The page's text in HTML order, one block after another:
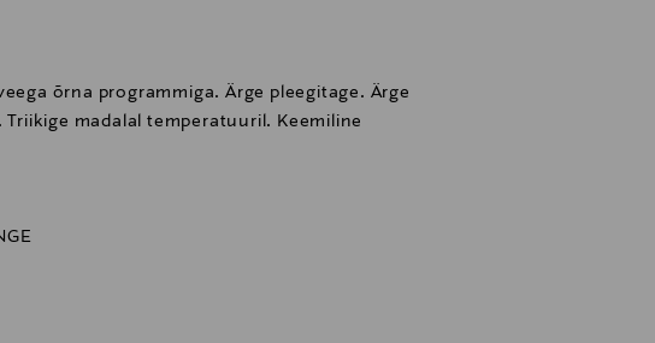
õrna programmiga. Ärge pleegitage. Ärge
madalal temperatuuril. Keemiline